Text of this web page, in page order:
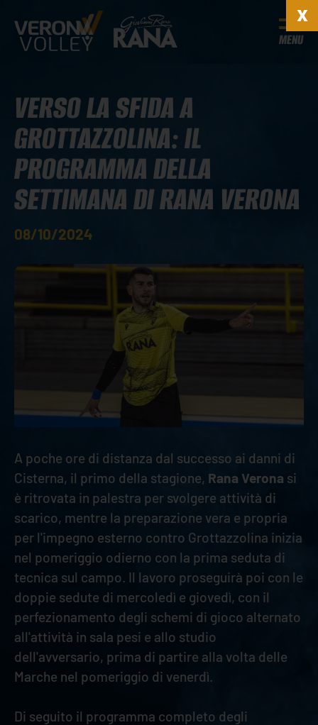
MENU
VERSO LA SFIDA A
GROTTAZZOLINA: IL
PROGRAMMA DELLA
SETTIMANA DI RANA VERONA
08/10/2024
A poche ore di distanza dal successo ai danni di
Cisterna, il primo della stagione, Rana Verona si
è ritrovata in palestra per svolgere attività di
scarico, mentre la preparazione vera e propria
per l'impegno esterno contro Grottazzolina inizia
nel pomeriggio odierno con la prima seduta di
tecnica sul campo. Il lavoro proseguirà poi con le
doppie sedute di mercoledì e giovedì, con il
perfezionamento degli schemi di gioco alternato
all'attività in sala pesi e allo studio
dell'avversario, prima di partire alla volta delle
Marche nel pomeriggio di venerdì.
Di seguito il programma completo degli